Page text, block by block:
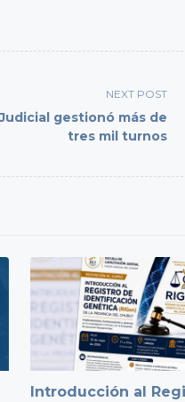
NEXT POST
gestionó más de
tres mil turnos
Introducción al